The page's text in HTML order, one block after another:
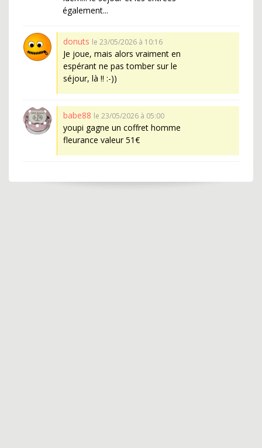
également...
donuts le 23/05/2026 à 10:16
Je joue, mais alors vraiment en
espérant ne pas tomber sur le
séjour, là !! :-))
babe88 le 23/05/2026 à 05:00
youpi gagne un coffret homme
fleurance valeur 51€